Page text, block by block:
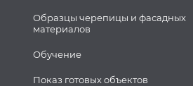
Образцы черепицы и фасадных
материалов
Обучение
Показ готовых объектов